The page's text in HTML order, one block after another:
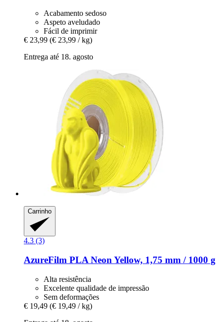
Acabamento sedoso
Aspeto aveludado
Fácil de imprimir
€ 23,99 (€ 23,99 / kg)
Entrega até 18. agosto
Carrinho
4.3 (3)
AzureFilm PLA Neon Yellow, 1,75 mm / 1000 g
Alta resistência
Excelente qualidade de impressão
Sem deformações
€ 19,49 (€ 19,49 / kg)